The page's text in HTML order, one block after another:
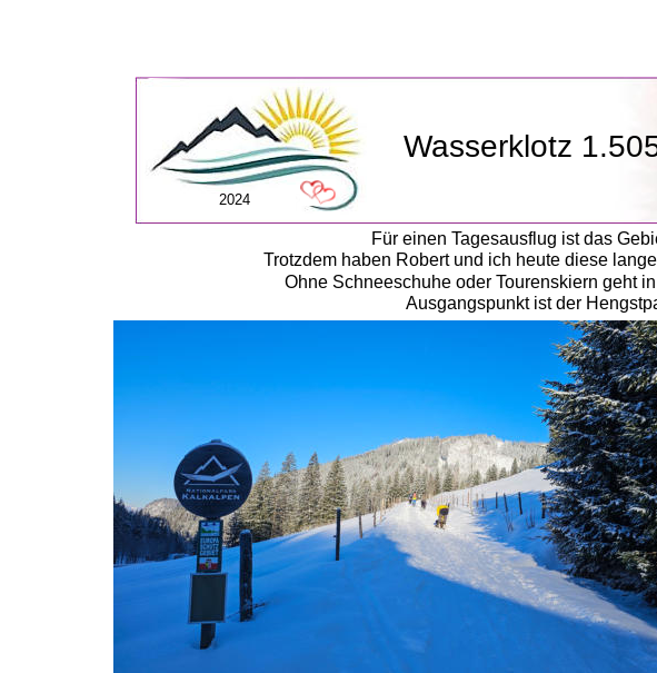
Für einen Tagesausflug ist das
Trotzdem haben Robert und ich heute diese
Ohne Schneeschuhe oder Tourenskiern geht
Ausgangspunkt ist der
Wasserklotz
2024